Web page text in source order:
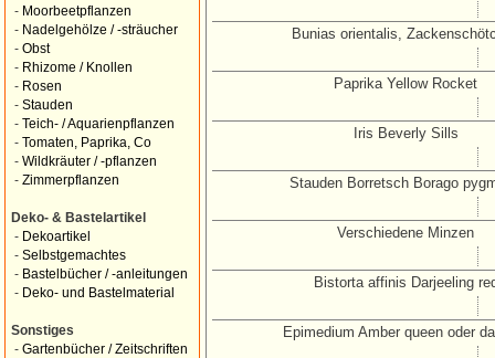
- Moorbeetpflanzen
- Nadelgehölze / -sträucher
- Obst
- Rhizome / Knollen
- Rosen
- Stauden
- Teich- / Aquarienpflanzen
- Tomaten, Paprika, Co
- Wildkräuter / -pflanzen
- Zimmerpflanzen
Deko- & Bastelartikel
- Dekoartikel
- Selbstgemachtes
- Bastelbücher / -anleitungen
- Deko- und Bastelmaterial
Sonstiges
- Gartenbücher / Zeitschriften
Bunias orientalis,
Paprika Yellow Rocket
Iris Beverly Sills
Stauden Borretsch Borago
Verschiedene Minzen
Bistorta affinis Darjeeling
Epimedium Amber queen oder